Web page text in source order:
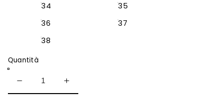
34
35
36
37
38
Quantità
Diminuisci
quantità
Aumenta
quantità